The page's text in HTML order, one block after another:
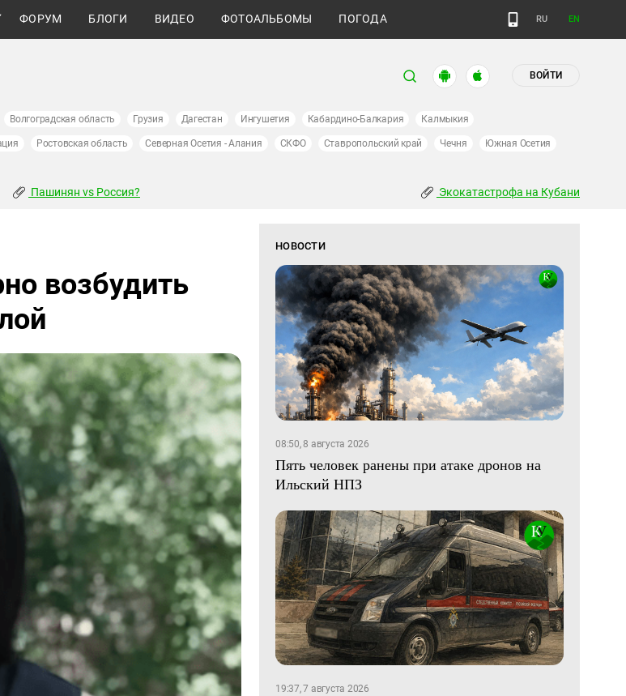
ФОРУМ БЛОГИ ВИДЕО ФОТОАЛЬБОМЫ ПОГОДА RU EN
ВОЙТИ
Волгоградская область Грузия Дагестан Ингушетия Кабардино-Балкария Калмыкия
Ростовская область Северная Осетия - Алания СКФО Ставропольский край Чечня Южная Осетия
Пашинян vs Россия? Экокатастрофа на Кубани
возбудить
НОВОСТИ
08:50, 8 августа 2026
Пять человек ранены при атаке дронов на
Ильский НПЗ
19:37, 7 августа 2026